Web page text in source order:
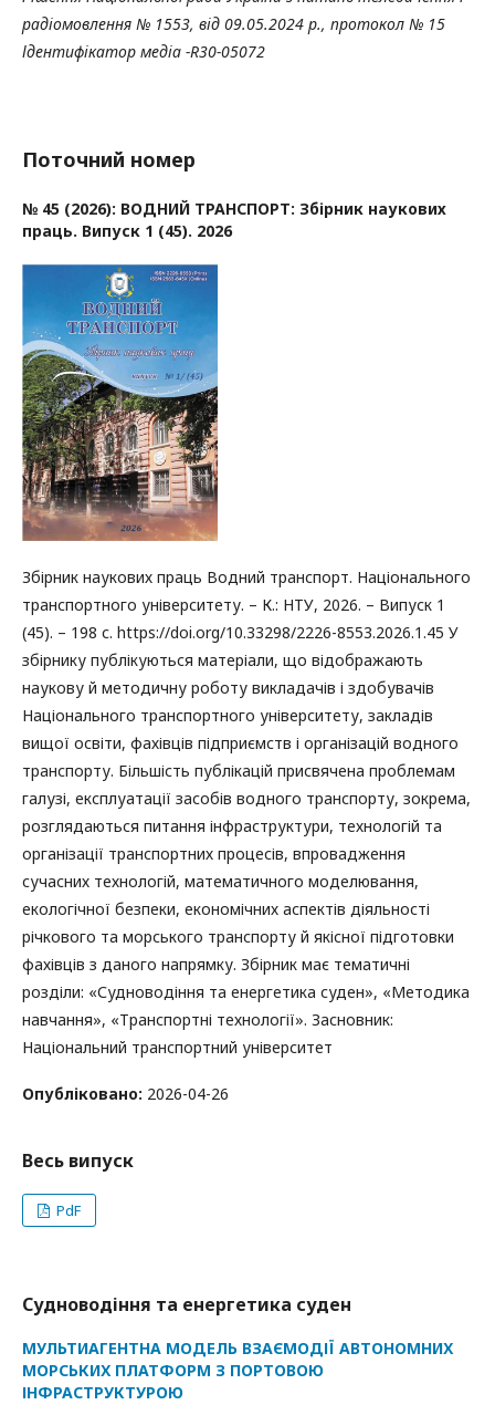
радіомовлення № 1553, від 09.05.2024 р., протокол № 15
Ідентифікатор медіа -R30-05072
Поточний номер
№ 45 (2026): ВОДНИЙ ТРАНСПОРТ: Збірник наукових
праць. Випуск 1 (45). 2026
Збірник наукових праць Водний транспорт. Національного
транспортного університету. – К.: НТУ, 2026. – Випуск 1
(45). – 198 с. https://doi.org/10.33298/2226-8553.2026.1.45 У
збірнику публікуються матеріали, що відображають
наукову й методичну роботу викладачів і здобувачів
Національного транспортного університету, закладів
вищої освіти, фахівців підприємств і організацій водного
транспорту. Більшість публікацій присвячена проблемам
галузі, експлуатації засобів водного транспорту, зокрема,
розглядаються питання інфраструктури, технологій та
організації транспортних процесів, впровадження
сучасних технологій, математичного моделювання,
екологічної безпеки, економічних аспектів діяльності
річкового та морського транспорту й якісної підготовки
фахівців з даного напрямку. Збірник має тематичні
розділи: «Судноводіння та енергетика суден», «Методика
навчання», «Транспортні технології». Засновник:
Національний транспортний університет
Опубліковано: 2026-04-26
Весь випуск
PdF
Судноводіння та енергетика суден
МУЛЬТИАГЕНТНА МОДЕЛЬ ВЗАЄМОДІЇ АВТОНОМНИХ
МОРСЬКИХ ПЛАТФОРМ З ПОРТОВОЮ
ІНФРАСТРУКТУРОЮ